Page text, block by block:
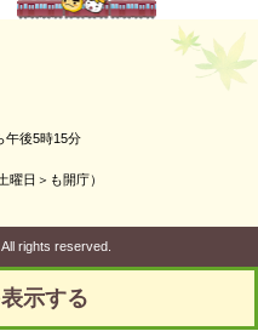
午後5時15分
曜日＞も開庁）
rights reserved.
示する